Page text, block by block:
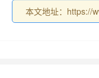
本文地址：https://